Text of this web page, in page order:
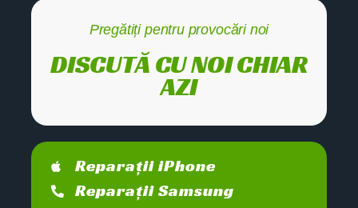
Pregătiți pentru provocări noi
DISCUTĂ CU NOI CHIAR
AZI
Reparații iPhone
Reparații Samsung